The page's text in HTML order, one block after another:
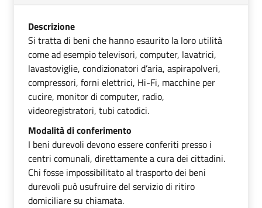
Descrizione
Si tratta di beni che hanno esaurito la loro utilità
come ad esempio televisori, computer, lavatrici,
lavastoviglie, condizionatori d’aria, aspirapolveri,
compressori, forni elettrici, Hi-Fi, macchine per
cucire, monitor di computer, radio,
videoregistratori, tubi catodici.
Modalità di conferimento
I beni durevoli devono essere conferiti presso i
centri comunali, direttamente a cura dei cittadini.
Chi fosse impossibilitato al trasporto dei beni
durevoli può usufruire del servizio di ritiro
domiciliare su chiamata.